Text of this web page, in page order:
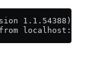
1.1.54388):
from